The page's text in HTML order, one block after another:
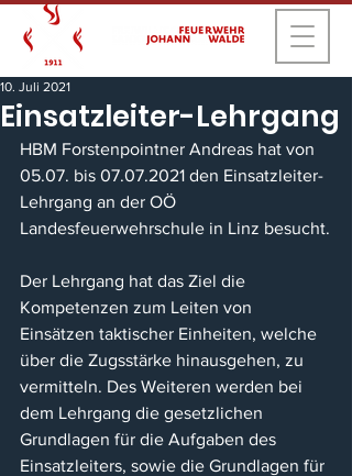
Einsatzleiter-Lehrgang
10. Juli 2021
HBM Forstenpointner Andreas hat von
05.07. bis 07.07.2021 den Einsatzleiter-
Lehrgang an der OÖ
Landesfeuerwehrschule in Linz besucht.
Der Lehrgang hat das Ziel die
Kompetenzen zum Leiten von
Einsätzen taktischer Einheiten, welche
über die Zugsstärke hinausgehen, zu
vermitteln. Des Weiteren werden bei
dem Lehrgang die gesetzlichen
Grundlagen für die Aufgaben des
Einsatzleiters, sowie die Grundlagen für